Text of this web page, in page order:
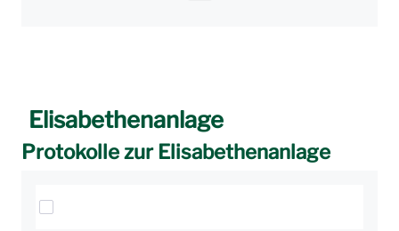
Elisabethenanlage
Protokolle zur Elisabethenanlage
Elemente auswählen